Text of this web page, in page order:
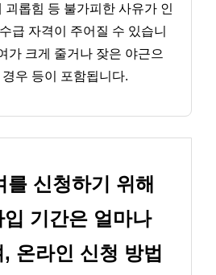
괴롭힘 등 불가피한 사유가 인
급 자격이 주어질 수 있습니
가 크게 줄거나 잦은 야근으
우 등이 포함됩니다.
를 신청하기 위해
기간은 얼마나
온라인 신청 방법